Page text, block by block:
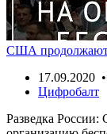
США продолжают
17.09.2020 •
Цифробалт
Разведка